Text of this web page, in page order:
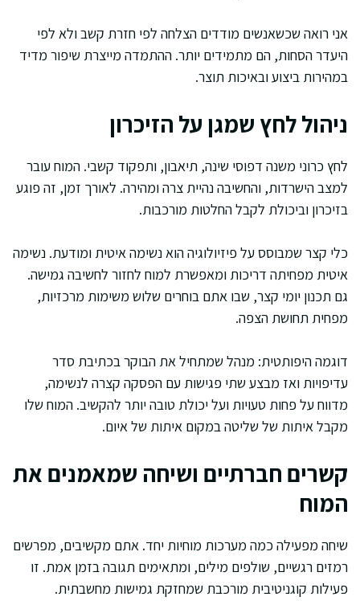
אני רואה שכשאנשים מודדים הצלחה לפי חזרת קשב ולא לפי
היעדר הסחות, הם מתמידים יותר. ההתמדה מייצרת שיפור מדיד
במהירות ביצוע ובאיכות תוצר.
ניהול לחץ שמגן על הזיכרון
לחץ כרוני משנה דפוסי שינה, תיאבון, ותפקוד קשבי. המוח עובר
למצב הישרדות, והחשיבה נהיית צרה ומהירה. לאורך זמן, זה פוגע
בזיכרון וביכולת לקבל החלטות מורכבות.
כלי קצר שמבוסס על פיזיולוגיה הוא נשימה איטית ומודעת. נשימה
איטית מפחיתה דריכות ומאפשרת למוח לחזור לחשיבה גמישה.
גם תכנון יומי קצר, שבו אתם בוחרים שלוש משימות מרכזיות,
מפחית תחושת הצפה.
דוגמה היפותטית: מנהל שמתחיל את הבוקר בכתיבת סדר
עדיפויות ואז מבצע שתי פגישות עם הפסקה קצרה לנשימה,
מדווח על פחות טעויות ועל יכולת טובה יותר להקשיב. המוח שלו
מקבל איתות של שליטה במקום איתות של איום.
קשרים חברתיים ושיחה שמאמנים את
המוח
שיחה מפעילה כמה מערכות מוחיות יחד. אתם מקשיבים, מפרשים
רמזים רגשיים, שולפים מילים, ומתאימים תגובה בזמן אמת. זו
פעילות קוגניטיבית מורכבת שמחזקת גמישות מחשבתית.